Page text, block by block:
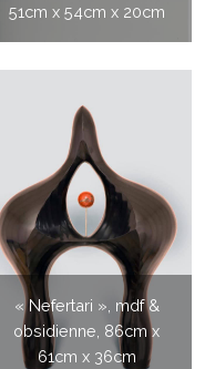
51cm x 54cm x 20cm
« Nefertari », mdf &
obsidienne, 86cm x
61cm x 36cm